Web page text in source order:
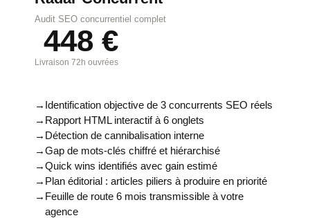
Audit SEO concurrentiel complet
448 €
Livraison 72h ouvrées
Identification objective de 3 concurrents SEO réels
Rapport HTML interactif à 6 onglets
Détection de cannibalisation interne
Gap de mots-clés chiffré et hiérarchisé
Quick wins identifiés avec gain estimé
Plan éditorial : articles piliers à produire en priorité
Feuille de route 6 mois transmissible à votre
agence